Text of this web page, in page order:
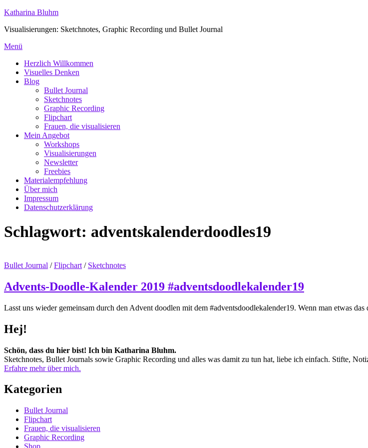
Zum
springen
Katharina Bluhm
Visualisierungen: Sketchnotes, Graphic Recording und Bullet Journal
Menü
Herzlich Willkommen
Visuelles Denken
Blog
Bullet Journal
Sketchnotes
Graphic Recording
Flipchart
Frauen, die visualisieren
Mein Angebot
Workshops
Visualisierungen
Newsletter
Freebies
Materialempfehlung
Über mich
Impressum
Datenschutzerklärung
Schlagwort: adventskalenderdoodles19
Bullet Journal /Flipchart / Sketchnotes
Advents-Doodle-Kalender 2019 #adventsdoodlekalender19
Lasst uns wieder gemeinsam durch den Advent doodlen mit dem #adventsdoodlekalender19. Wenn man etwas
Hej!
Schön, dass du hier bist! Ich bin Katharina Bluhm.
Sketchnotes, Bullet Journals sowie Graphic Recording und alles was damit zu tun hat, liebe ich einfach. Stifte,
Erfahre mehr über mich.
Kategorien
Bullet Journal
Flipchart
Frauen, die visualisieren
Graphic Recording